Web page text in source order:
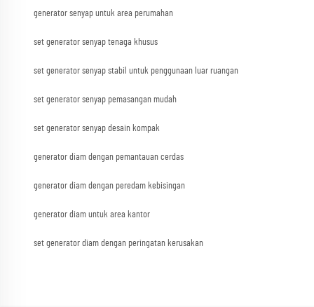
generator senyap untuk area perumahan
set generator senyap tenaga khusus
set generator senyap stabil untuk penggunaan luar ruangan
set generator senyap pemasangan mudah
set generator senyap desain kompak
generator diam dengan pemantauan cerdas
generator diam dengan peredam kebisingan
generator diam untuk area kantor
set generator diam dengan peringatan kerusakan